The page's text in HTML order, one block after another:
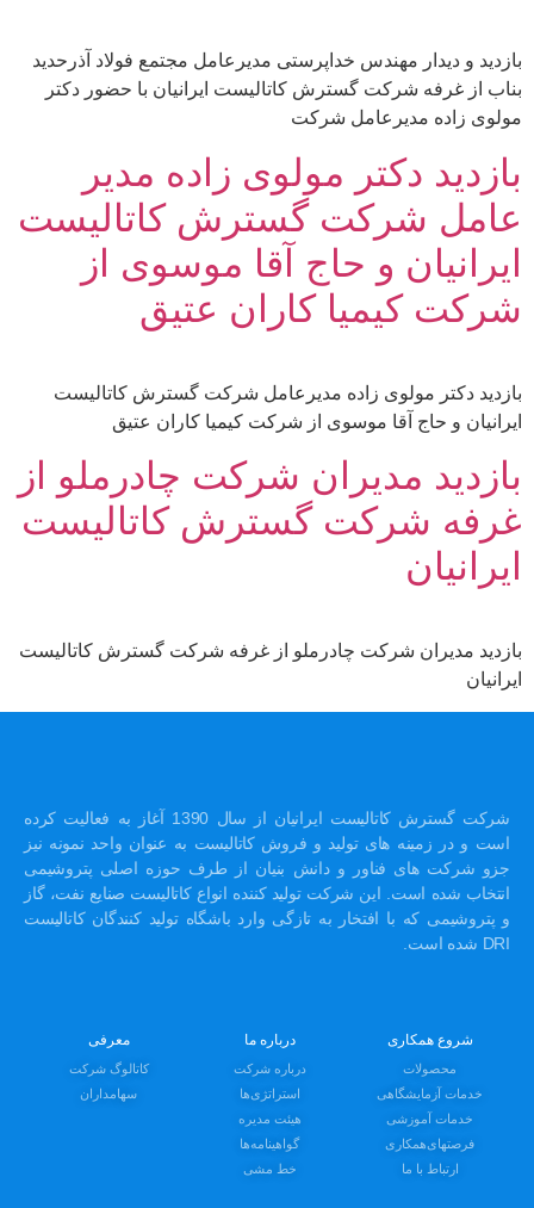
بازدید و دیدار مهندس خداپرستی مدیرعامل مجتمع فولاد آذرحدید
بناب از غرفه شرکت گسترش کاتالیست ایرانیان با حضور دکتر
مولوی زاده مدیرعامل شرکت
بازدید دکتر مولوی زاده مدیر
عامل شرکت گسترش کاتالیست
ایرانیان و حاج آقا موسوی از
شرکت کیمیا کاران عتیق
بازدید دکتر مولوی زاده مدیرعامل شرکت گسترش کاتالیست
ایرانیان و حاج آقا موسوی از شرکت کیمیا کاران عتیق
بازدید مدیران شرکت چادرملو از
غرفه شرکت گسترش کاتالیست
ایرانیان
بازدید مدیران شرکت چادرملو از غرفه شرکت گسترش کاتالیست
ایرانیان
شرکت گسترش کاتالیست ایرانیان از سال 1390 آغاز به فعالیت کرده
است و در زمینه های تولید و فروش کاتالیست به عنوان واحد نمونه نیز
جزو شرکت های فناور و دانش بنیان از طرف حوزه اصلی پتروشیمی
انتخاب شده است. این شرکت تولید کننده انواع کاتالیست صنایع نفت، گاز
و پتروشیمی که با افتخار به تازگی وارد باشگاه تولید کنندگان کاتالیست
DRI شده است.
شروع همکاری
محصولات
خدمات آزمایشگاهی
خدمات آموزشی
فرصتهای‌همکاری
ارتباط با ما
درباره ما
درباره شرکت
استراتژی‌ها
هیئت مدیره
گواهینامه‌ها
خط مشی
معرفی
کاتالوگ شرکت
سهامداران